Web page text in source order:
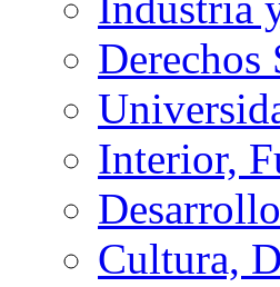
Derechos
Interior,
Cultura,